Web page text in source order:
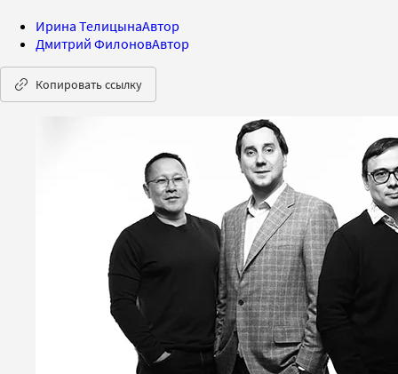
Ирина ТелицынаАвтор
Дмитрий ФилоновАвтор
Копировать ссылку